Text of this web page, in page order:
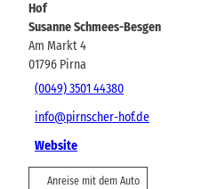
Hof
Susanne Schmees-Besgen
Am Markt 4
01796 Pirna
(0049) 3501 44380
info@pirnscher-hof.de
Website
Anreise mit dem Auto